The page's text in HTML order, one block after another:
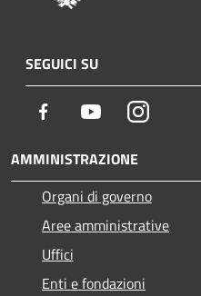
SEGUICI SU
Facebook YoutubeInstagram
AMMINISTRAZIONE
Organi di governo
Aree amministrative
Uffici
Enti e fondazioni